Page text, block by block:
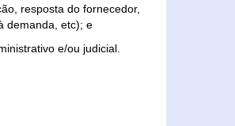
resposta do fornecedor,
demanda, etc); e
e/ou judicial.